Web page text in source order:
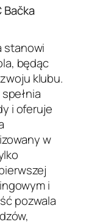
Bačka
stanowi
będąc
klubu.
i oferuje
w
i
pozwala